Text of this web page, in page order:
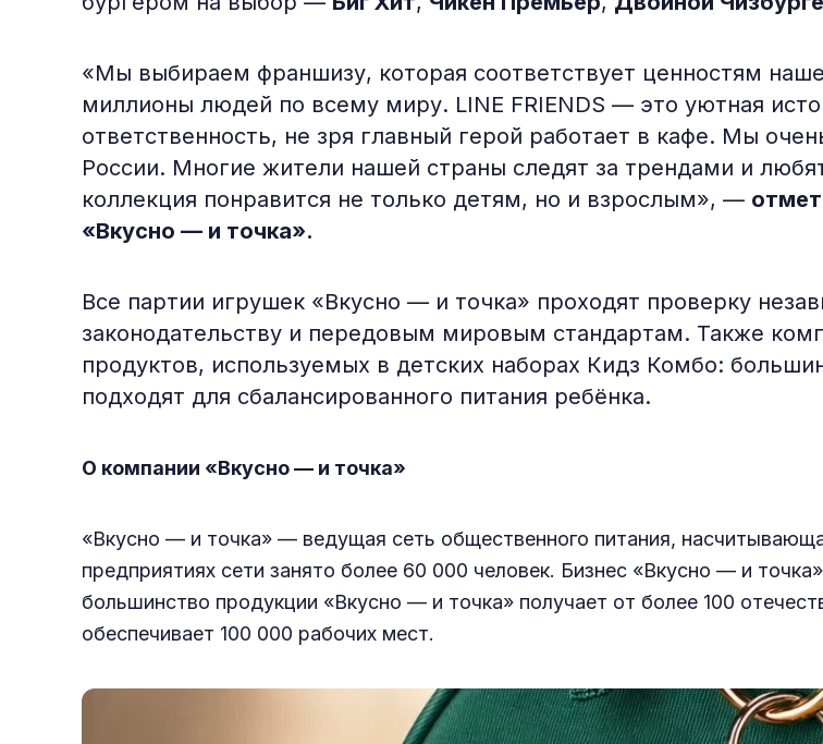
«Мы выбираем франшизу, которая соответствует ценностям
миллионы людей по всему миру. LINE FRIENDS — это уютная
ответственность, не зря главный герой работает в кафе. Мы
России. Многие жители нашей страны следят за трендами и
коллекция понравится не только детям, но и взрослым», —
«Вкусно — и точка».
Все партии игрушек «Вкусно — и точка» проходят проверку
законодательству и передовым мировым стандартам. Также
продуктов, используемых в детских наборах Кидз Комбо:
подходят для сбалансированного питания ребёнка.
О компании «Вкусно — и точка»
«Вкусно — и точка» — ведущая сеть общественного питания,
предприятиях сети занято более 60 000 человек. Бизнес «Вкусно — и
большинство продукции «Вкусно — и точка» получает от более 100
обеспечивает 100 000 рабочих мест.